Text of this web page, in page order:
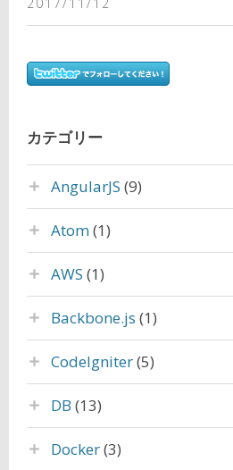
カテゴリー
AngularJS (9)
Atom(1)
AWS (1)
Backbone.js (1)
CodeIgniter(5)
DB (13)
Docker(3)